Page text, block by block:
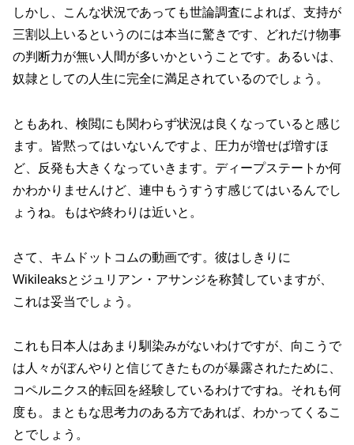
しかし、こんな状況であっても世論調査によれば、支持が
三割以上いるというのには本当に驚きです、どれだけ物事
の判断力が無い人間が多いかということです。あるいは、
奴隷としての人生に完全に満足されているのでしょう。
ともあれ、検閲にも関わらず状況は良くなっていると感じ
ます。皆黙ってはいないんですよ、圧力が増せば増すほ
ど、反発も大きくなっていきます。ディープステートか何
かわかりませんけど、連中もうすうす感じてはいるんでし
ょうね。もはや終わりは近いと。
さて、キムドットコムの動画です。彼はしきりに
Wikileaksとジュリアン・アサンジを称賛していますが、
これは妥当でしょう。
これも日本人はあまり馴染みがないわけですが、向こうで
は人々がぼんやりと信じてきたものが暴露されたために、
コペルニクス的転回を経験しているわけですね。それも何
度も。まともな思考力のある方であれば、わかってくるこ
とでしょう。